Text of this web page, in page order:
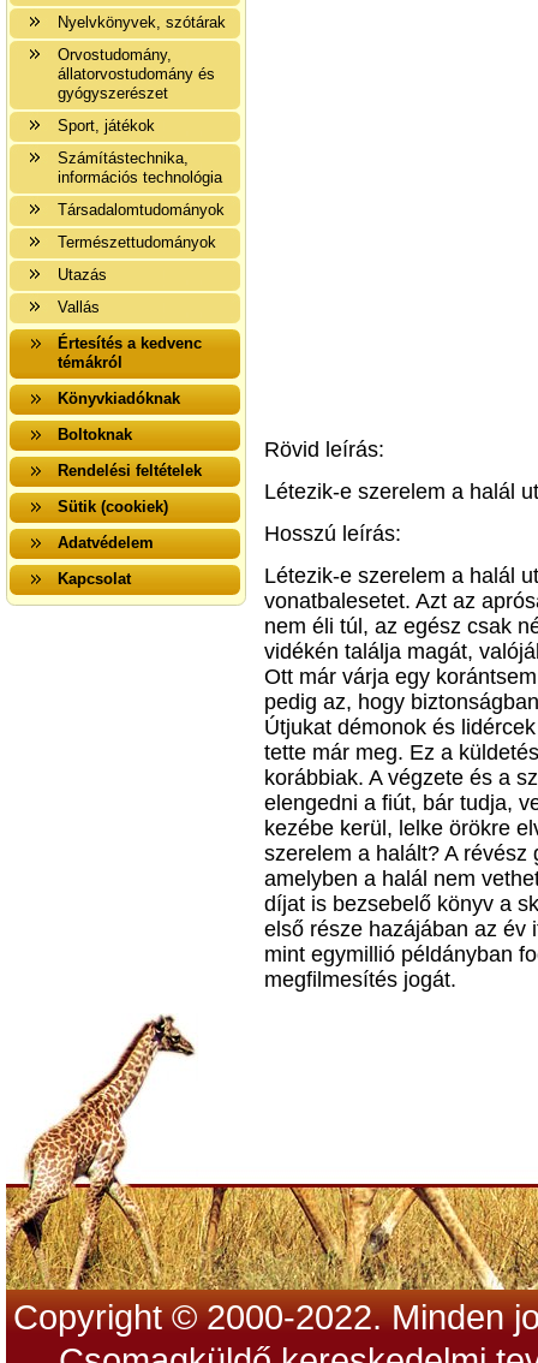
Nyelvkönyvek, szótárak
Orvostudomány,
állatorvostudomány és
gyógyszerészet
Sport, játékok
Számítástechnika,
információs technológia
Társadalomtudományok
Természettudományok
Utazás
Vallás
Értesítés a kedvenc
témákról
Könyvkiadóknak
Boltoknak
Rendelési feltételek
Sütik (cookiek)
Adatvédelem
Kapcsolat
Rövid leírás:
Létezik-e szerelem a halál
Hosszú leírás:
Létezik-e szerelem a halál
vonatbalesetet. Azt az
nem éli túl, az egész csak
vidékén találja magát,
Ott már várja egy
pedig az, hogy
Útjukat démonok és
tette már meg. Ez a
korábbiak. A végzete és a
elengedni a fiút, bár tudja,
kezébe kerül, lelke örökre
szerelem a halált? A
amelyben a halál nem
díjat is bezsebelő könyv a
első része hazájában az év
mint egymillió példányban
megfilmesítés jogát.
Copyright © 2000-2022. Minden